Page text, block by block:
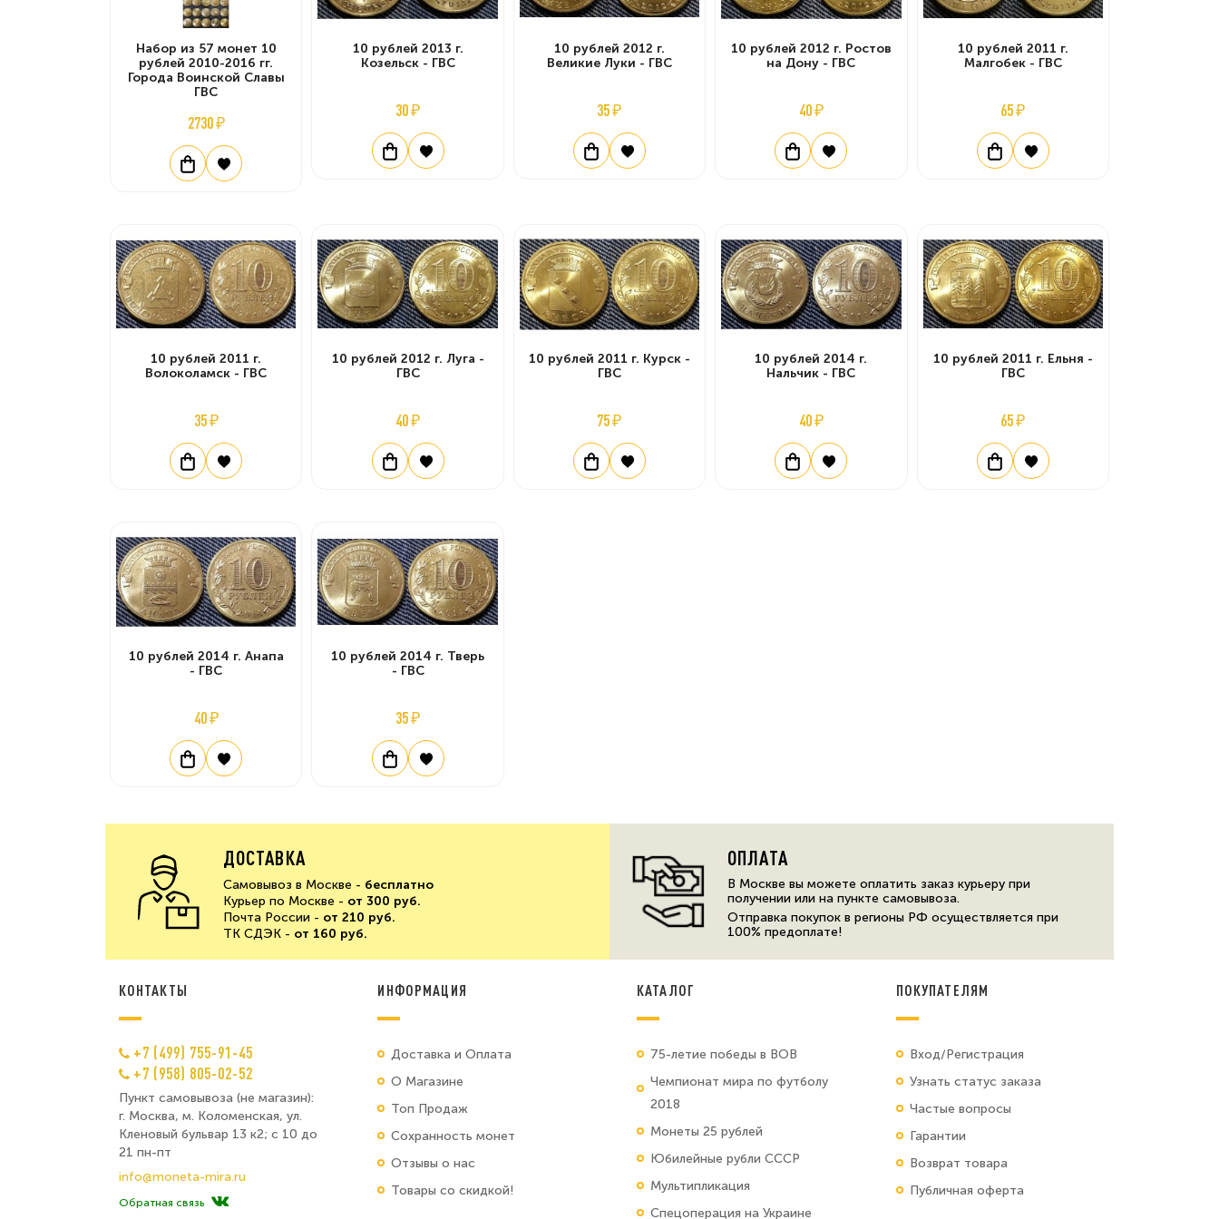
Набор из 57 монет 10
рублей 2010-2016 гг.
Города Воинской Славы
ГВС
2730 ₽
10 рублей 2013 г.
Козельск - ГВС
30 ₽
10 рублей 2012 г.
Великие Луки - ГВС
35 ₽
10 рублей 2012 г. Ростов
на Дону - ГВС
40 ₽
10 рублей 2011 г.
Малгобек - ГВС
65 ₽
10 рублей 2011 г.
Волоколамск - ГВС
35 ₽
10 рублей 2012 г. Луга -
ГВС
40 ₽
10 рублей 2011 г. Курск -
ГВС
75 ₽
10 рублей 2014 г.
Нальчик - ГВС
40 ₽
10 рублей 2011 г. Ельня -
ГВС
65 ₽
10 рублей 2014 г. Анапа
- ГВС
40 ₽
10 рублей 2014 г. Тверь
- ГВС
35 ₽
ДОСТАВКА
Самовывоз в Москве - бесплатно
Курьер по Москве - от 300 руб.
Почта России - от 210 руб.
ТК СДЭК - от 160 руб.
ОПЛАТА
В Москве вы можете оплатить заказ курьеру при
получении или на пункте самовывоза.
Отправка покупок в регионы РФ осуществляется при
100% предоплате!
КОНТАКТЫ
+7 (499) 755-91-45
+7 (958) 805-02-52
Пункт самовывоза (не магазин):
г. Москва, м. Коломенская, ул.
Кленовый бульвар 13 к2; с 10 до
21 пн-пт
info@moneta-mira.ru
Обратная связь
ИНФОРМАЦИЯ
Доставка и Оплата
О Магазине
Топ Продаж
Сохранность монет
Отзывы о нас
Товары со скидкой!
КАТАЛОГ
75-летие победы в ВОВ
Чемпионат мира по футболу
2018
Монеты 25 рублей
Юбилейные рубли СССР
Мультипликация
Спецоперация на Украине
ПОКУПАТЕЛЯМ
Вход/Регистрация
Узнать статус заказа
Частые вопросы
Гарантии
Возврат товара
Публичная оферта